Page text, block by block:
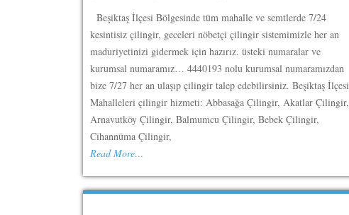
Beşiktaş İlçesi Bölgesinde tüm mahalle ve semtlerde 7/24
kesintisiz çilingir, geceleri nöbetçi çilingir sistemimizle her an
maduriyetinizi gidermek için hazırız. üsteki numaralar ve
kurumsal numaramız… 4440193 nolu kurumsal numaramızdan
bize 7/27 her an ulaşıp çilingir talep edebilirsiniz. Beşiktaş İlçesi
Mahalleleri çilingir hizmeti: Abbasağa Çilingir, Akatlar Çilingir,
Arnavutköy Çilingir, Balmumcu Çilingir, Bebek Çilingir,
Cihannüma Çilingir,
Read More…